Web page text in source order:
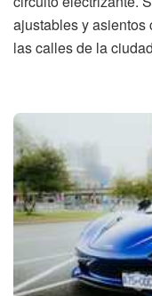
ajustables y asientos
las calles de la